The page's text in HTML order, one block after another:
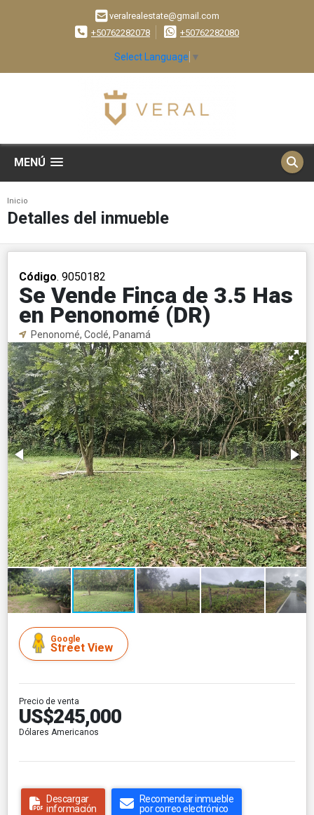
veralrealestate@gmail.com
+50762282078
+50762282080
Select Language ▼
MENÚ
Inicio
Detalles del inmueble
Código. 9050182
Se Vende Finca de 3.5 Has
en Penonomé (DR)
Penonomé, Coclé, Panamá
Google
Street View
Precio de venta
US$245,000
Dólares Americanos
Descargar
información
Recomendar inmueble
por correo electrónico